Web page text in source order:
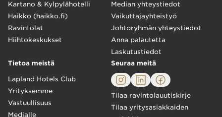
Kartano & Kylpylähotelli
Haikko (haikko.fi)
Ravintolat
Hiihtokeskukset
Median yhteystiedot
Vaikuttajayhteistyö
Johtoryhmän yhteystiedot
Anna palautetta
Laskutustiedot
Tietoa meistä
Lapland Hotels Club
Yrityksemme
Vastuullisuus
Medialle
Seuraa meitä
Tilaa ravintolauutiskirje
Tilaa yritysasiakkaiden